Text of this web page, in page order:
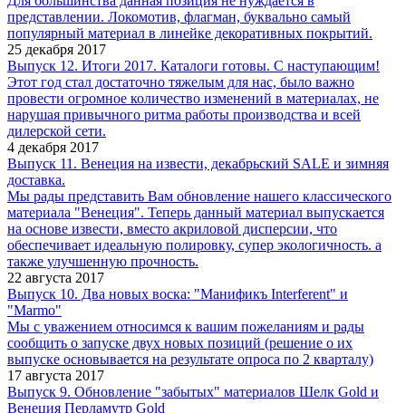
представлении. Локомотив, флагман, буквально самый
популярный материал в линейке декоративных покрытий.
25 декабря 2017
Выпуск 12. Итоги 2017. Каталоги готовы. С наступающим!
Этот год стал достаточно тяжелым для нас, было важно
провести огромное количество изменений в материалах, не
нарушая привычного ритма работы производства и всей
дилерской сети.
4 декабря 2017
Выпуск 11. Венеция на извести, декабрьский SALE и зимняя
доставка.
Мы рады представить Вам обновление нашего классического
материала "Венеция". Теперь данный материал выпускается
на основе извести, вместо акриловой дисперсии, что
обеспечивает идеальную полировку, супер экологичность. а
также улучшенную прочность.
22 августа 2017
Выпуск 10. Два новых воска: "Манификъ Interferent" и
"Marmo"
Мы с уважением относимся к вашим пожеланиям и рады
сообщить о запуске двух новых позиций (решение о их
выпуске основывается на результате опроса по 2 кварталу)
17 августа 2017
Выпуск 9. Обновление "забытых" материалов Шелк Gold и
Венеция Перламутр Gold